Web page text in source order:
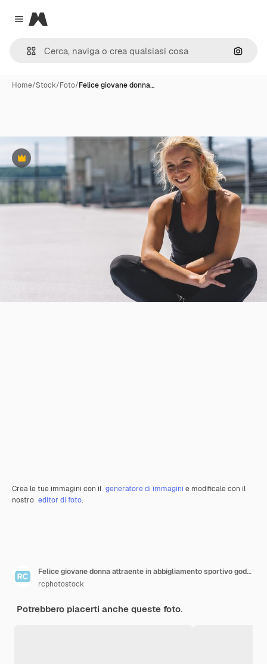
Close menu
Magnific
Cerca
Home/Stock/Foto/Felice giovane donna…
Premium
Crea le tue immagini con il generatore di immagini e modificale con il
nostro editor di foto.
Felice giovane donna attraente in abbigliamento sportivo godendo rilassarsi dopo l'allenamento Umore allegro emozioni vere stile di vita sano sorridente
rcphotostock
Potrebbero piacerti anche queste foto.